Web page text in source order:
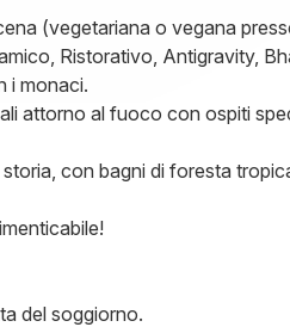
(vegetariana o vegana
Ristorativo, Antigravity,
i monaci.
attorno al fuoco con ospiti
con bagni di foresta
del soggiorno.